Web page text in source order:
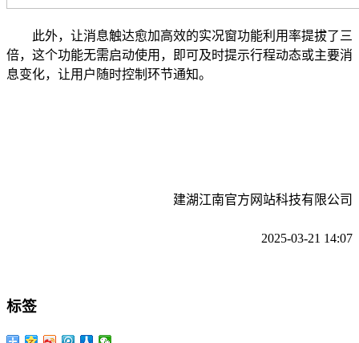
此外，让消息触达愈加高效的实况窗功能利用率提拔了三
倍，这个功能无需启动使用，即可及时提示行程动态或主要消
息变化，让用户随时控制环节通知。
建湖江南官方网站科技有限公司
2025-03-21 14:07
标签